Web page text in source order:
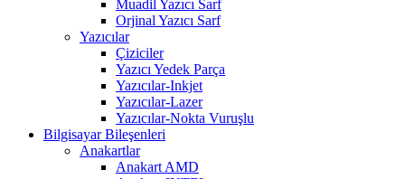
Muadil Yazıcı Sarf
Orjinal Yazıcı Sarf
Yazıcılar
Çiziciler
Yazıcı Yedek Parça
Yazıcılar-Inkjet
Yazıcılar-Lazer
Yazıcılar-Nokta Vuruşlu
Bilgisayar Bileşenleri
Anakartlar
Anakart AMD